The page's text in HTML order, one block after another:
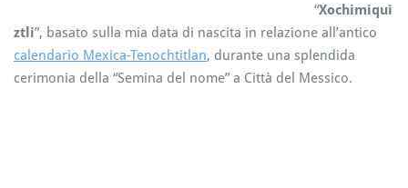
“Xochimiqui
ztli”, basato sulla mia data di nascita in relazione all’antico
calendario Mexica-Tenochtitlan, durante una splendida
cerimonia della “Semina del nome” a Città del Messico.